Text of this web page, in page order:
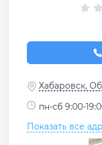
Хабаровск,
пн-сб 9:00-
Показать все